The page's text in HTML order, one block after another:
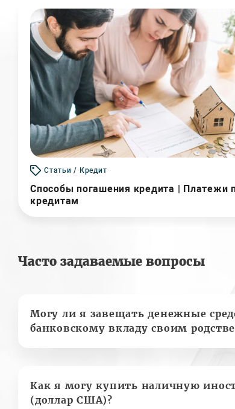
Статьи / Кредит
Способы погашения кредита | Платежи
кредитам
Часто задаваемые вопросы
Могу ли я завещать денежные
банковскому вкладу своим
Как я могу купить наличную
(доллар США)?